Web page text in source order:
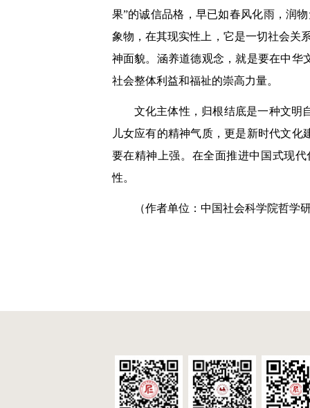
果”的诚信品格，早已如春风化雨，润
象物，在其现实性上，它是一切社会关
神面貌。涵养道德观念，就是要在中华
社会整体利益和福祉的崇高力量。
文化主体性，归根结底是一种文明
儿女应有的精神气质，更是新时代文
要在精神上强。在全面推进中国式现
性。
（作者单位：中国社会科学院哲学